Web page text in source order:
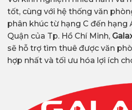
tốt, cùng với hệ thống văn
phân khúc từ hạng C đến hạng
Quận của Tp. Hồ Chí Minh,
sẽ hỗ trợ tìm thuê được văn
hợp nhất và tối ưu hóa lợi ích